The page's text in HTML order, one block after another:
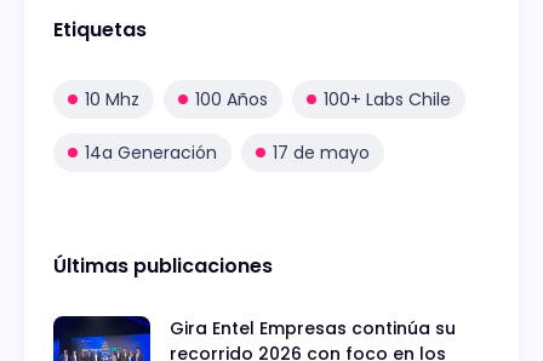
Etiquetas
10 Mhz 100 Años 100+ Labs Chile
14a Generación 17 de mayo
Últimas publicaciones
Gira Entel Empresas continúa su
recorrido 2026 con foco en los